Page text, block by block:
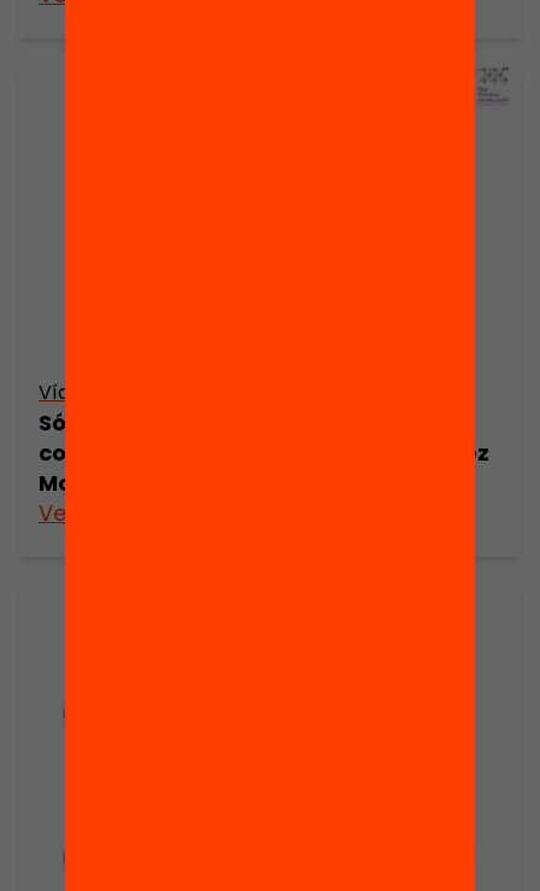
Vídeo
Són efectius els programes de lluita
contra l’absentisme? – Sheila González
Motos
Veure’n més